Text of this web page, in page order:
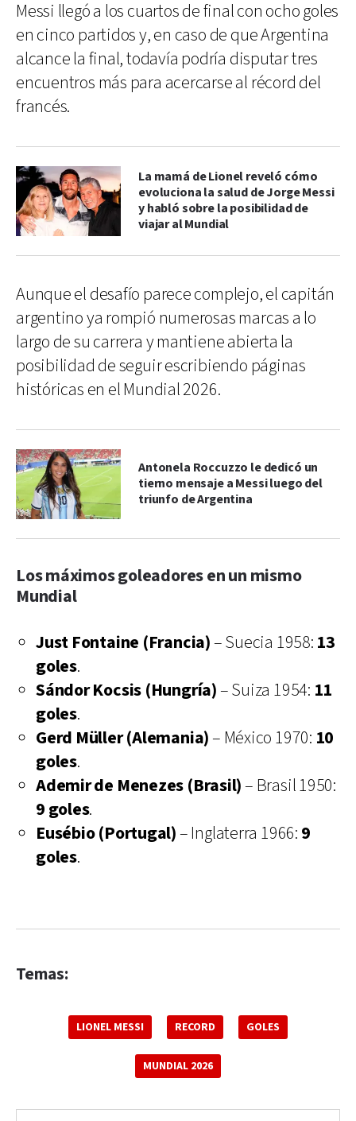
Messi llegó a los cuartos de final con ocho goles
en cinco partidos y, en caso de que Argentina
alcance la final, todavía podría disputar tres
encuentros más para acercarse al récord del
francés.
La mamá de Lionel reveló cómo
evoluciona la salud de Jorge Messi
y habló sobre la posibilidad de
viajar al Mundial
Aunque el desafío parece complejo, el capitán
argentino ya rompió numerosas marcas a lo
largo de su carrera y mantiene abierta la
posibilidad de seguir escribiendo páginas
históricas en el Mundial 2026.
Antonela Roccuzzo le dedicó un
tierno mensaje a Messi luego del
triunfo de Argentina
Los máximos goleadores en un mismo
Mundial
Just Fontaine (Francia)– Suecia 1958: 13
goles.
Sándor Kocsis (Hungría)– Suiza 1954: 11
goles.
Gerd Müller (Alemania)– México 1970: 10
goles.
Ademir de Menezes (Brasil)– Brasil 1950:
9 goles.
Eusébio (Portugal)– Inglaterra 1966: 9
goles.
Temas:
LIONEL MESSI RECORD GOLES
MUNDIAL 2026